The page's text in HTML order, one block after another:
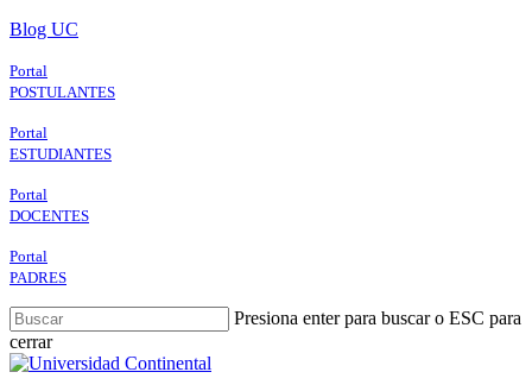
Skip
main
content
Blog UC
Portal
POSTULANTES
Portal
ESTUDIANTES
Portal
DOCENTES
Portal
PADRES
Presiona enter para buscar o ESC para
cerrar
Close